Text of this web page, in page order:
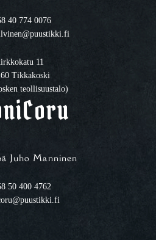
40 774 0076
11
Tikkakoski
teollisuustalo)
Juho Manninen
50 400 4762